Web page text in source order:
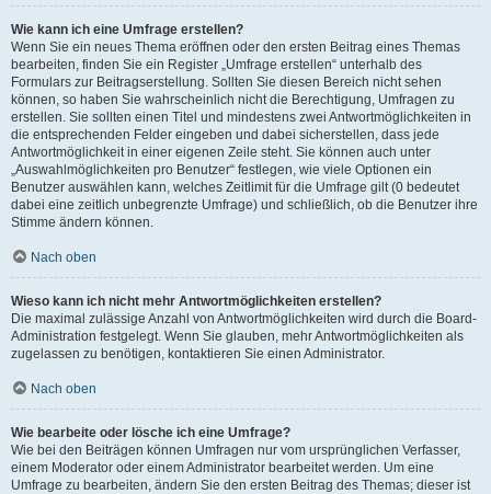
Wie kann ich eine Umfrage erstellen?
Wenn Sie ein neues Thema eröffnen oder den ersten Beitrag eines Themas
bearbeiten, finden Sie ein Register „Umfrage erstellen“ unterhalb des
Formulars zur Beitragserstellung. Sollten Sie diesen Bereich nicht sehen
können, so haben Sie wahrscheinlich nicht die Berechtigung, Umfragen zu
erstellen. Sie sollten einen Titel und mindestens zwei Antwortmöglichkeiten in
die entsprechenden Felder eingeben und dabei sicherstellen, dass jede
Antwortmöglichkeit in einer eigenen Zeile steht. Sie können auch unter
„Auswahlmöglichkeiten pro Benutzer“ festlegen, wie viele Optionen ein
Benutzer auswählen kann, welches Zeitlimit für die Umfrage gilt (0 bedeutet
dabei eine zeitlich unbegrenzte Umfrage) und schließlich, ob die Benutzer ihre
Stimme ändern können.
Nach oben
Wieso kann ich nicht mehr Antwortmöglichkeiten erstellen?
Die maximal zulässige Anzahl von Antwortmöglichkeiten wird durch die Board-
Administration festgelegt. Wenn Sie glauben, mehr Antwortmöglichkeiten als
zugelassen zu benötigen, kontaktieren Sie einen Administrator.
Nach oben
Wie bearbeite oder lösche ich eine Umfrage?
Wie bei den Beiträgen können Umfragen nur vom ursprünglichen Verfasser,
einem Moderator oder einem Administrator bearbeitet werden. Um eine
Umfrage zu bearbeiten, ändern Sie den ersten Beitrag des Themas; dieser ist